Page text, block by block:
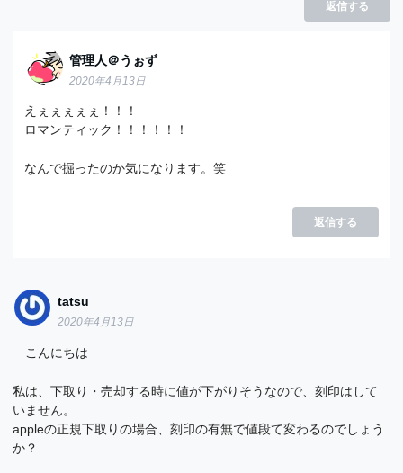
返信する
管理人＠うぉず
2020年4月13日
えぇぇぇぇぇ！！！
ロマンティック！！！！！！
なんで掘ったのか気になります。笑
返信する
tatsu
2020年4月13日
こんにちは
私は、下取り・売却する時に値が下がりそうなので、刻印はして
いません。
appleの正規下取りの場合、刻印の有無で値段て変わるのでしょう
か？